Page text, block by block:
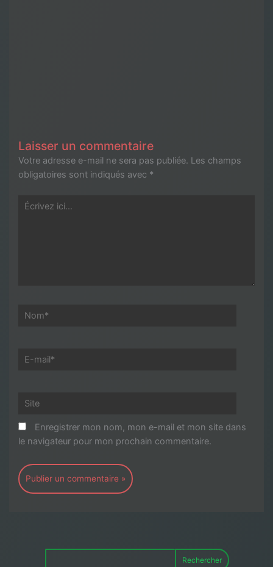
Laisser un commentaire
Votre adresse e-mail ne sera pas publiée. Les champs
obligatoires sont indiqués avec *
Écrivez
Nom*
E-
Site
Enregistrer mon nom, mon e-mail et mon site dans
le navigateur pour mon prochain commentaire.
Rechercher